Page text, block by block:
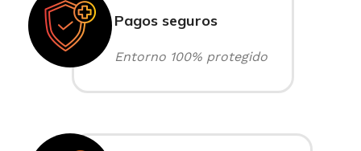
Pagos seguros
Entorno 100% protegido